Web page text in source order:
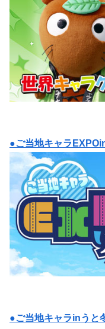
●ご当地キャラ
●ご当地キャラinうと